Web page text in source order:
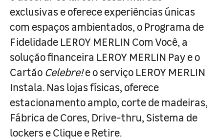
exclusivas e oferece experiências únicas
com espaços ambientados, o Programa de
Fidelidade LEROY MERLIN Com Você, a
solução financeira LEROY MERLIN Pay e o
Cartão Celebre!e o serviço LEROY MERLIN
Instala. Nas lojas físicas, oferece
estacionamento amplo, corte de madeiras,
Fábrica de Cores, Drive-thru, Sistema de
lockers e Clique e Retire.